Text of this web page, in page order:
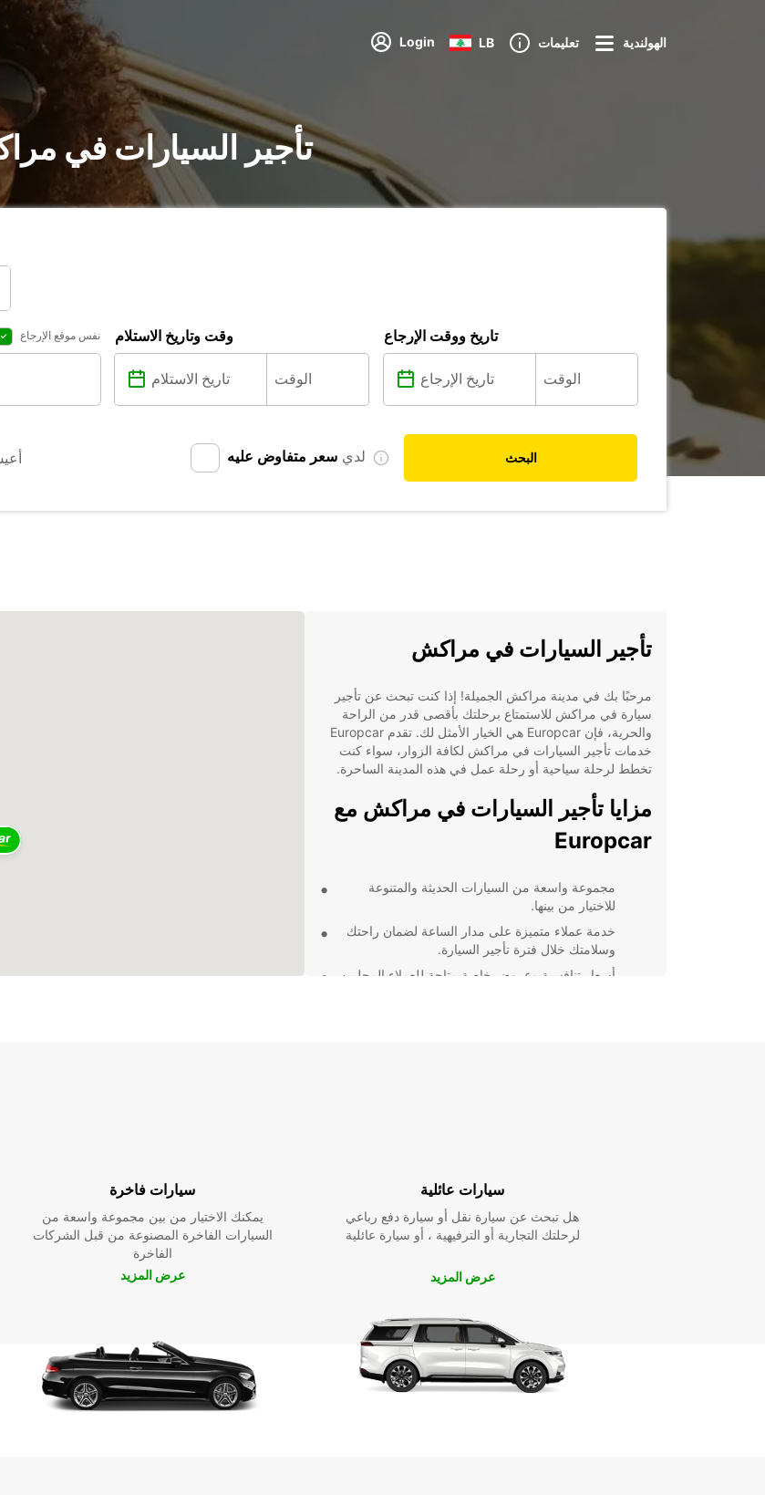
Login LB تعليمات الهولندية
تأجير السيارات في
نفس موقع الإرجاع وقت وتاريخ الاستلام تاريخ ووقت الإرجاع
لدي سعر متفاوض عليه البحث
تأجير السيارات في مراكش
مرحبًا بك في مدينة مراكش الجميلة! إذا كنت تبحث عن تأجير
سيارة في مراكش للاستمتاع برحلتك بأقصى قدر من الراحة
والحرية، فإن Europcar هي الخيار الأمثل لك. تقدم Europcar
خدمات تأجير السيارات في مراكش لكافة الزوار، سواء كنت
تخطط لرحلة سياحية أو رحلة عمل في هذه المدينة الساحرة.
مزايا تأجير السيارات في مراكش مع
Europcar
مجموعة واسعة من السيارات الحديثة والمتنوعة
للاختيار من بينها.
خدمة عملاء متميزة على مدار الساعة لضمان راحتك
وسلامتك خلال فترة تأجير السيارة.
أسعار تنافسية وعروض خاصة متاحة للعملاء المحليين
سيارات فاخرة
يمكنك الاختيار من بين مجموعة واسعة من
السيارات الفاخرة المصنوعة من قبل الشركات
الفاخرة
عرض المزيد
سيارات عائلية
هل تبحث عن سيارة نقل أو سيارة دفع رباعي
لرحلتك التجارية أو الترفيهية ، أو سيارة عائلية
عرض المزيد